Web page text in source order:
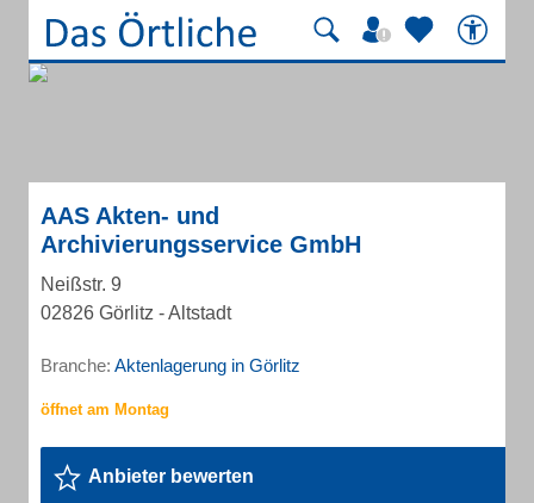
AAS Akten- und
Archivierungsservice GmbH
Neißstr. 9
02826 Görlitz - Altstadt
Branche: Aktenlagerung in Görlitz
Anbieter bewerten